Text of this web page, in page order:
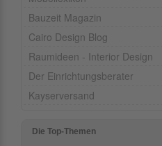
Bauzeit Magazin
Cairo Design Blog
Raumideen - Interior Design
Der Einrichtungsberater
Kayserversand
Die Top-Themen